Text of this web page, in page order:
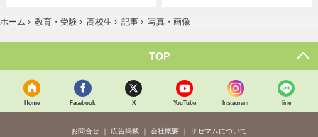
ホーム › 教育・受験 › 高校生 › 記事 › 写真・画像
TOP
Home Facebook X YouTube Instagram line
お問合せ 広告掲載 会社概要 リセマムについて